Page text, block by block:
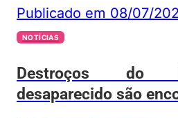
Publicado em 08/07/
NOTÍCIAS
Destroços do
desaparecido são